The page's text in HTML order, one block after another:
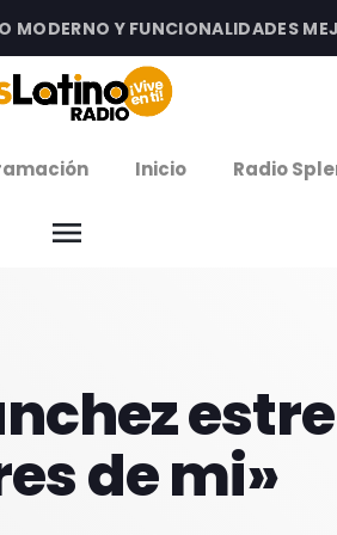
Y FUNCIONALIDADES
Inicio Radio
menu
de mi»